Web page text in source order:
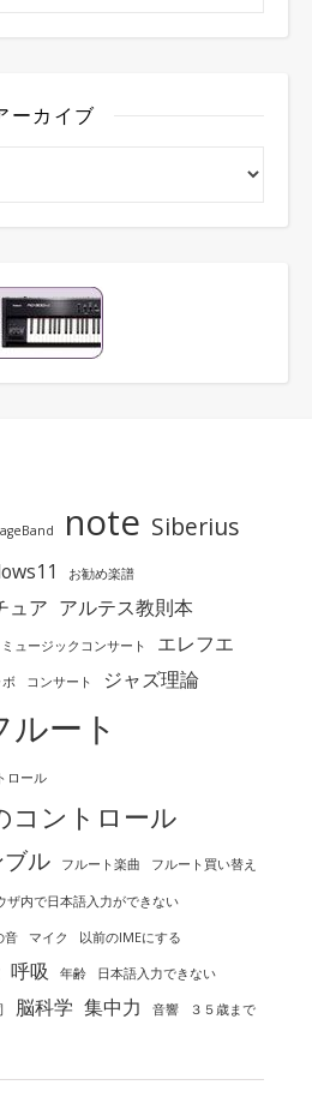
ーカイブ
note Siberius
お勧め楽譜
ュア アルテス教則本
ュージックコンサート エレフエ
ボ コンサート ジャズ理論
ルート
ロール
コントロール
ル フルート楽曲 フルート買い替え
ザ内で日本語入力ができない
音 マイク 以前のIMEにする
呼吸 年齢 日本語入力できない
脳科学 集中力 音響 ３５歳まで